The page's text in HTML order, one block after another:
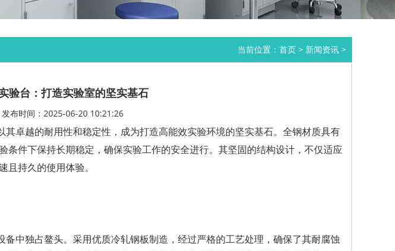
当前位置： 首页 > 新闻资讯 >
验台：打造实验室的坚实基石
发布时间：2025-06-20 10:21:26
卓越的耐用性和稳定性，成为打造高能效实验环境的坚实基石。全钢材质具有
条件下保持长期稳定，确保实验工作的安全进行。其坚固的结构设计，不仅适应
持久的使用体验。
中独占鳌头。采用优质冷轧钢板制造，经过严格的工艺处理，确保了其耐腐蚀